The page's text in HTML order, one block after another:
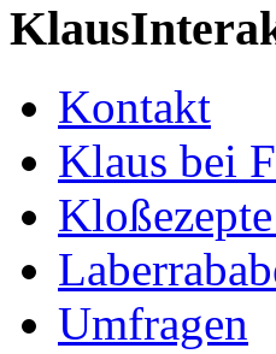
Kontakt
Klaus bei
Umfragen